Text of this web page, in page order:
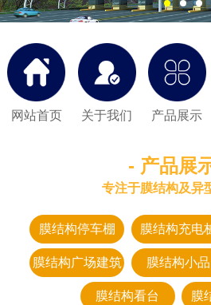
网站首页 关于我们 产品展示
- 产品展
专注于膜结构及异
膜结构停车棚 膜结构充电
膜结构广场建筑 膜结构小品
膜结构看台 膜